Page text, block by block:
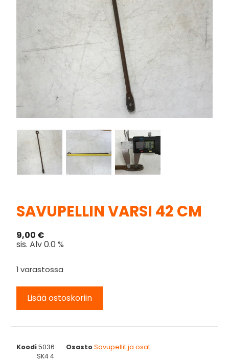
SAVUPELLIN VARSI 42 CM
9,00 €
sis. Alv 0.0 %
1 varastossa
Lisää ostoskoriin
Koodi5036 OsastoSavupellit ja osat
SK4 4